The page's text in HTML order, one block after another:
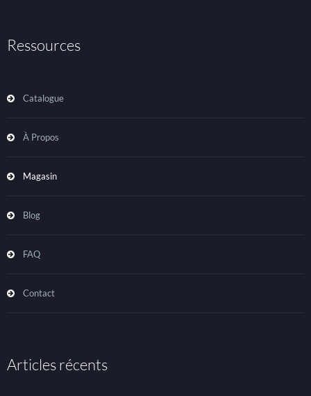
Ressources
Catalogue
À Propos
Magasin
Blog
FAQ
Contact
Articles récents